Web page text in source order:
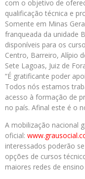
com o objetivo de
qualificação técnica e
Somente em Minas
franqueada da unidade
disponíveis para os
Centro, Barreiro, Alípio
Sete Lagoas, Juiz de
“É gratificante poder
Todos nós estamos
acesso à formação de
no país. Afinal este é o
A mobilização nacional
oficial:
interessados poderão
opções de cursos
maiores redes de